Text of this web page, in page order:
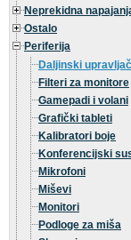
Neprekidna
Ostalo
Periferija
Daljinski
Filteri za monitore
Gamepadi i volani
Grafički tableti
Kalibratori boje
Konferencijski
Mikrofoni
Miševi
Monitori
Podloge za miša